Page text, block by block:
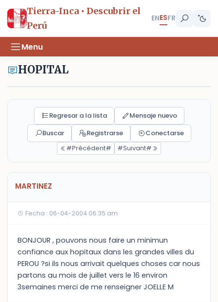
Tierra-Inca • Descubrir el
Perú
ENESFR
Menu
HOPITAL
Regresar a la lista
Mensaje nuevo
Buscar
Registrarse
Conectarse
#Précédent#
#Suivant#
MARTINEZ
Fecha : 06-04-2004 06:35 am
BONJOUR , pouvons nous faire un minimun
confiance aux hopitaux dans les grandes villes du
PEROU ?si ils nous arrivait quelques choses car nous
partons au mois de juillet vers le 16 environ
3semaines merci de me renseigner JOELLE M